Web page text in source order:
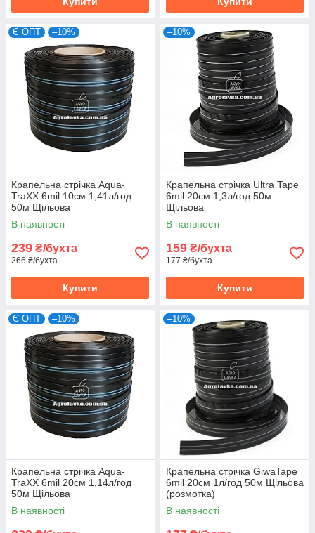
Є ОПТ –10%
Крапельна стрічка Aqua-
TraXX 6mil 10см 1,41л/год
50м Щільова
В наявності
239 ₴/бухта
266 ₴/бухта
Купити
–10%
Крапельна стрічка Ultra Tape
6mil 20см 1,3л/год 50м
Щільова
В наявності
159 ₴/бухта
177 ₴/бухта
Купити
Є ОПТ –10%
Крапельна стрічка Aqua-
TraXX 6mil 20см 1,14л/год
50м Щільова
В наявності
–10%
Крапельна стрічка GiwaTape
6mil 20см 1л/год 50м Щільова
(розмотка)
В наявності